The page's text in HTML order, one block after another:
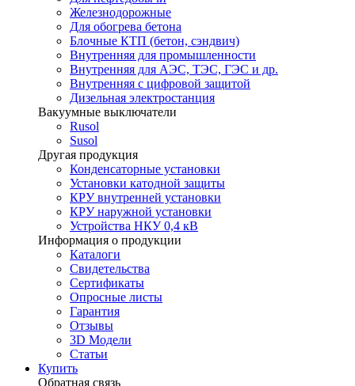
Железнодорожные
Для обогрева бетона
Блочные КТП (бетон, сэндвич)
Внутренняя для промышленности
Внутренняя для АЭС, ТЭС, ГЭС и др.
Внутренняя с цифровой защитой
Дизельная электростанция
Вакуумные выключатели
Rusol
Susol
Другая продукция
Конденсаторные установки
Установки катодной защиты
КРУ внутренней установки
КРУ наружной установки
Устройства НКУ 0,4 кВ
Информация о продукции
Каталоги
Свидетельства
Сертификаты
Опросные листы
Гарантия
Отзывы
3D Модели
Статьи
Купить
Обратная связь